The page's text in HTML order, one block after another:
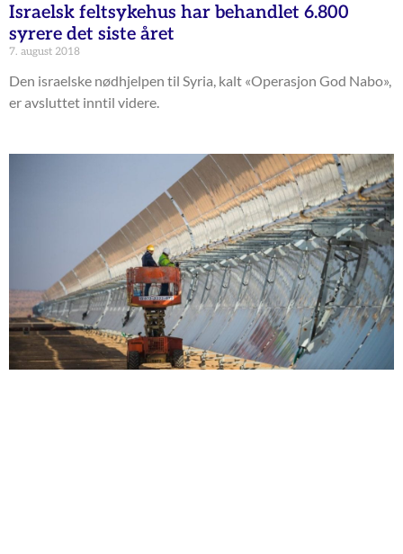
Israelsk feltsykehus har behandlet 6.800
syrere det siste året
7. august 2018
Den israelske nødhjelpen til Syria, kalt «Operasjon God Nabo»,
er avsluttet inntil videre.